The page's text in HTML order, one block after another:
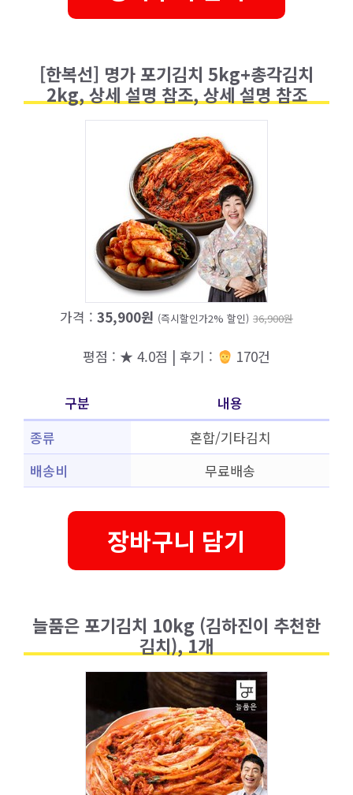
[한복선] 명가 포기김치 5kg+총각김치
2kg, 상세 설명 참조, 상세 설명 참조
가격 : 35,900원 (즉시할인가2% 할인) 36,900원
평점 : ★ 4.0점 | 후기 : 170건
구분
내용
종류
혼합/기타김치
배송비
무료배송
장바구니 담기
늘품은 포기김치 10kg (김하진이 추천한
김치), 1개